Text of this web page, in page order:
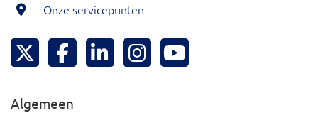
Onze servicepunten
Hoeksche Waard Twitter
Hoeksche Waard Facebook
Hoeksche Waard LinkedIn
Hoeksche Waard Instagram
Algemeen